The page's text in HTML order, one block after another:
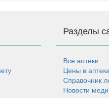
Разделы
Все аптеки
Цены в
Справочник
Новости